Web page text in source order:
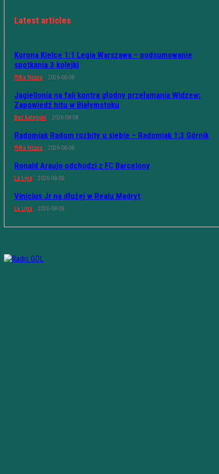
Latest articles
Korona Kielce 1:1 Legia Warszawa – podsumowanie
spotkania 3 kolejki
Piłka Nożna 2026-08-08
Jagiellonia na fali kontra głodny przełamania Widzew:
Zapowiedź hitu w Białymstoku
Bez kategorii 2026-08-08
Radomiak Radom rozbity u siebie – Radomiak 1:3 Górnik
Piłka Nożna 2026-08-08
Ronald Araujo odchodzi z FC Barcelony
La Liga 2026-08-08
Vinicius Jr na dłużej w Realu Madryt
La Liga 2026-08-08